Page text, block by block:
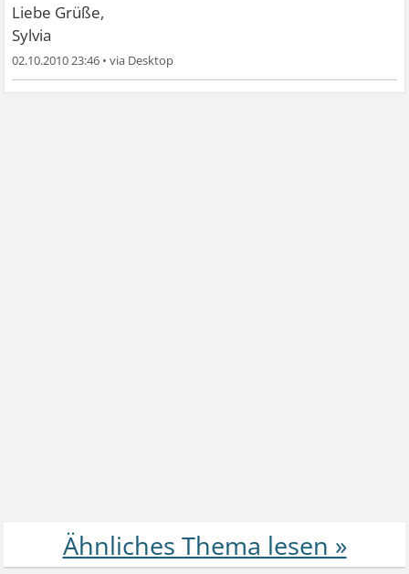
Liebe Grüße,
Sylvia
02.10.2010 23:46 •